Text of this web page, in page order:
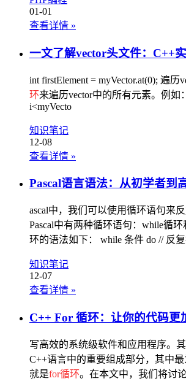
01-01
查看详情 »
一文了解vector头文件：C++
int firstElement = myVector.at(0); 遍历
环来遍历vector中的所有元素。例如
i<myVecto
知识笔记
12-08
查看详情 »
Pascal语言语法：从初学者到
ascal中，我们可以使用循环语句来
Pascal中有两种循环语句：while循环
环的语法如下： while 条件 do // 反
知识笔记
12-07
查看详情 »
C++ For 循环：让你的代码更
写高效的系统级软件和应用程序。
C++语言中的重要组成部分，其中
就是for循环。在本文中，我们将讨